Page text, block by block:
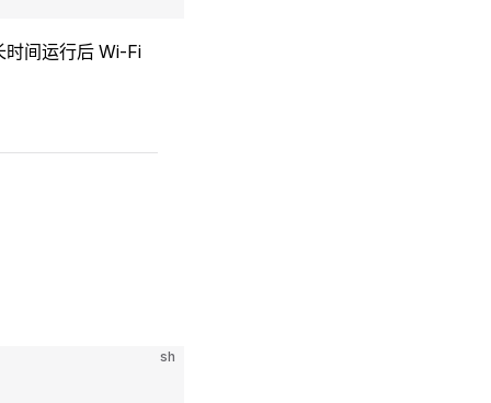
时间运行后 Wi-Fi
sh